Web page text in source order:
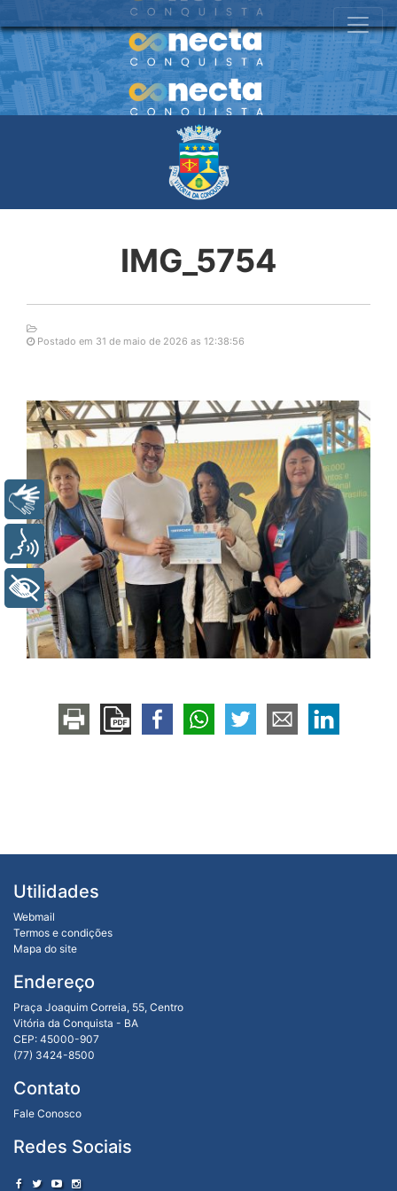
IMG_5754
Postado em 31 de maio de 2026 as 12:38:56
Utilidades
Webmail
Termos e condições
Mapa do site
Endereço
Praça Joaquim Correia, 55, Centro
Vitória da Conquista - BA
CEP: 45000-907
(77) 3424-8500
Contato
Fale Conosco
Redes Sociais
Libras
Voz
+ Acessibilidade